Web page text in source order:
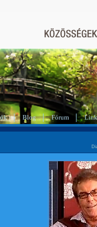
Blog Fórum